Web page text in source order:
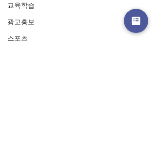
교육학습
광고홍보
스포츠